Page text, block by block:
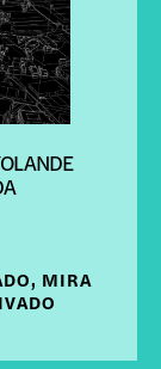
MIRA